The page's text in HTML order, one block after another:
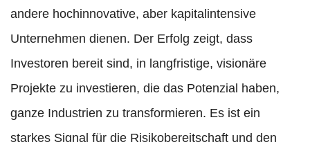
andere hochinnovative, aber kapitalintensive
Unternehmen dienen. Der Erfolg zeigt, dass
Investoren bereit sind, in langfristige, visionäre
Projekte zu investieren, die das Potenzial haben,
ganze Industrien zu transformieren. Es ist ein
starkes Signal für die Risikobereitschaft und den